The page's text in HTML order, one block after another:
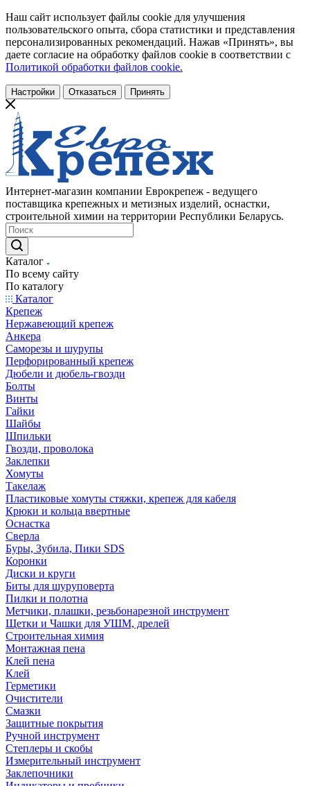
Наш сайт использует файлы cookie для улучшения
пользовательского опыта, сбора статистики и представления
персонализированных рекомендаций. Нажав «Принять», вы
даете согласие на обработку файлов cookie в соответствии с
Политикой обработки файлов cookie.
Настройки Отказаться Принять
Интернет-магазин компании Еврокрепеж - ведущего
поставщика крепежных и метизных изделий, оснастки,
строительной химии на территории Республики Беларусь.
Каталог
По всему сайту
По каталогу
Каталог
Крепеж
Нержавеющий крепеж
Анкера
Саморезы и шурупы
Перфорированный крепеж
Дюбели и дюбель-гвозди
Болты
Винты
Гайки
Шайбы
Шпильки
Гвозди, проволока
Заклепки
Хомуты
Такелаж
Пластиковые хомуты стяжки, крепеж для кабеля
Крюки и кольца ввертные
Оснастка
Сверла
Буры, Зубила, Пики SDS
Коронки
Диски и круги
Биты для шуруповерта
Пилки и полотна
Метчики, плашки, резьбонарезной инструмент
Щетки и Чашки для УШМ, дрелей
Строительная химия
Монтажная пена
Клей пена
Клей
Герметики
Очистители
Смазки
Защитные покрытия
Ручной инструмент
Степлеры и скобы
Измерительный инструмент
Заклепочники